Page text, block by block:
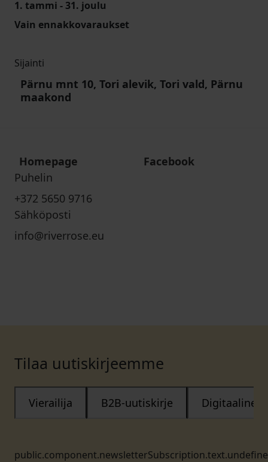
1. tammi - 31. joulu
Vain ennakkovaraukset
Sijainti
Pärnu mnt 10, Tori alevik, Tori vald, Pärnu
maakond
Homepage
Facebook
Puhelin
+372 5650 9716
Sähköposti
info@riverrose.eu
Tilaa uutiskirjeemme
Vierailija B2B-uutiskirje Digitaalinen